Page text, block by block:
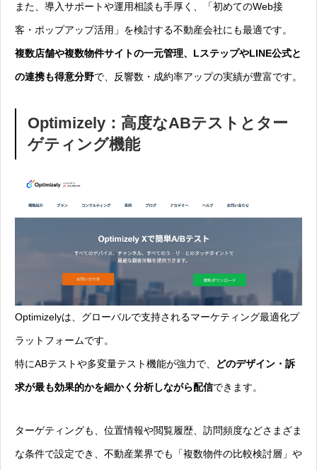
また、導入サポートや運用相談も手厚く、「初めてのWeb接
客・ポップアップ活用」を検討する不動産会社にも最適です。
複数店舗や複数物件サイトの一元管理、LステップやLINE公式と
の連携も得意分野で、反響数・成約率アップの実績が豊富です。
Optimizely：高度なABテストとター
ゲティング機能
Optimizelyは、グローバルで支持されるマーケティング最適化プ
ラットフォームです。
特にABテストや多変量テスト機能が強力で、 どのデザイン・訴
求が最も効果的かを細かく分析しながら配信できます。
ターゲティングも、位置情報や閲覧履歴、訪問頻度などさまざま
な条件で設定でき、不動産業界でも「複数物件の比較検討層」や